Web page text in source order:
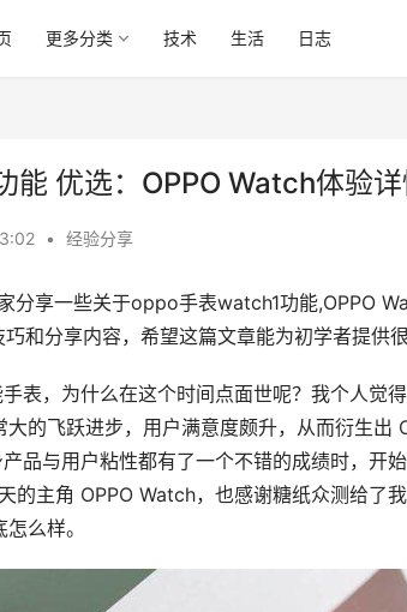
更多分类 技术 生活 日志
能 优选：OPPO Watch体验
• 经验分享
分享一些关于oppo手表watch1功能,OPPO
和分享内容，希望这篇文章能为初学者提供
表，为什么在这个时间点面世呢？我个人觉
的飞跃进步，用户满意度颇升，从而衍生
品与用户粘性都有了一个不错的成绩时，开
的主角 OPPO Watch，也感谢糖纸众测给了
么样。